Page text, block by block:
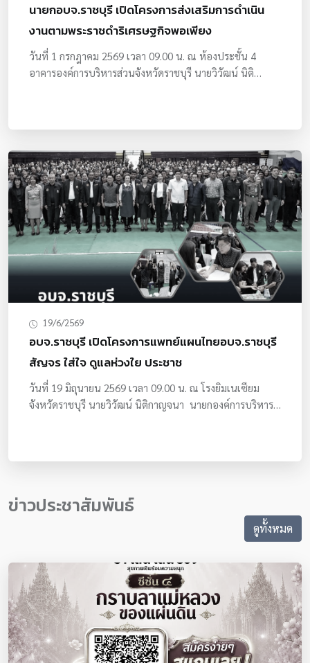
นายกอบจ.ราชบุรี เปิดโครงการส่งเสริมการดำเนิน
งานตามพระราชดำริเศรษฐกิจพอเพียง
วันที่ 1 กรกฎาคม 2569 เวลา 09.00 น. ณ ห้องประชั้น 4
อาคารองค์การบริหารส่วนจังหวัดราชบุรี นายวิวัฒน์ นิติ
อบจ.ราชบุรี นายพงษ์พันธุ์ แสงสุวรรณ นายชาคริสณ์ กร
ปัญญากุล เลขานุการนายกอบจ.ราชบุรี พลตรีพนาเวศ จัน
ทรังษี ผู้เชี่ยวชาญพิเศษด้านการป้องกันและบรรเทา
สาธารณภัยและการบริหารราชการ นายเกรียงศักดิ์ วงศ์สุกฤต
รองปลัดอบจ.รักษาราชการแทนปลัดอบจ.ราชบุรี สมาชิกสภา
อบจ.ราชบุรี นายไชยวิทย์ บัวงาม ประธานสภาเกษตรกร
จังหวัดราชบุรี หัวหน้าส่วนราชการ และสมาชิกสภาเกษตรกร
จังหวัดราชบุรี ร่วมพิธีเปิดในการนี้ผู้เข้าร่วมโครงการจะเดิน
ทางไปศึกษาดูงาน เรื่องเกษตรทฤษฎีใหม่ครบวงจรตามหลัก
ปรัชญาเศรษฐกิจพอเพียง ณ ศูนย์เรียนรู้เกษตรทฤษฎีใหม่ครบ
วงจรกรมทหารราบที่ 25 ค่ายวิภาวดีรังสิต อำเภอเมือง
สุราษฎร์ธานี จังหวัดสุราษฎร์ธานี รวมถึงศึกษาดูงานเรื่อง
เกษตรผสมผสานตามแนวเศรษฐกิจพอเพียง ณ ศูนย์เรียนรู้
เศรษฐกิจพอเพียง บ้านไร่ ชายน้ำ ฟาร์มนก อำเภอดอนสัก
จังหวัดสุราษฎ์ธานี รวมถึงการทำเกษตรผสมผสานการใช้
นวัตกรรมทางการเกษตร ณ ศูนย์เรียนรู้เกษตรผสมผสาน
จำนวน 84 คน ระหว่างวันที่ 1-3 กรกฎาคม 2569นายกวิวัฒน์
กล่าวว่า ได้เล็งเห็นความสำคัญของผู้นำเกษตรกรระดับตำบล
ระดับจังหวัด และสมาชิกสภาเกษตรจังหวัดราชบุรี จึงได้จัด
การเกษตร ประชาชนประกอบอาชีพทางการเกษตรเป็น
จำนวนมาก หวังอย่างยิ่งว่า ในการศึกษาดูงานในครั้งนี้ ผู้เข้า
ร่วมโครงการจะได้รับความรู้และประสบการณ์เพิ่มขึ้น สามารถ
นำองค์ความรู้ จากการเยี่ยมชมดูงานมาประยุกต์ใช้ให้เกิด
ประโยชน์ ต่อครอบครัว และชุมชนต่อไป
19/6/2569
อบจ.ราชบุรี เปิดโครงการแพทย์แผนไทยอบจ.ราชบุรี
สัญจร ใส่ใจ ดูแลห่วงใย ประชาช
วันที่ 19 มิถุนายน 2569 เวลา 09.00 น. ณ โรงยิมเนเซียม
จังหวัดราชบุรี นายวิวัฒน์ นิติกาญจนา นายกองค์การบริหาร
ราชบุรี เขต 2 ประธานคณะกรรมาธิการกิจการสภาผู้แทน
ราษฎร นางสาวกุลวลี นพอมรบดี สมาชิกสภาผู้แทนราษฎร
จังหวัดราชบุรี เขต 1 นายธนา อภิกันตสิริ รองประธานสภา
ส่วนราชการจังหวัดราชบุรี ผู้อำนวยการรพ.สต.ในสังกัด
อบจ.ราชบุรีทั้ง 79 แห่ง รวมถึงประชาชนและผู้สนใจ เข้าร่วม
พิธีเปิดอย่างคับคั่งโครงการดังกล่าวจัดขึ้นเพื่อส่งเสริมความรู้
ด้านการแพทย์แผนไทยให้แก่ประชาชน พัฒนาทักษะการดูแล
สุขภาพตนเองในชีวิตประจำวัน พร้อมเสริมสร้างเครือข่ายการ
บริการด้านการแพทย์แผนไทยร่วมกับโรงพยาบาลส่งเสริมสุข
ข่าวประชาสัมพันธ์
ดูทั้งหมด